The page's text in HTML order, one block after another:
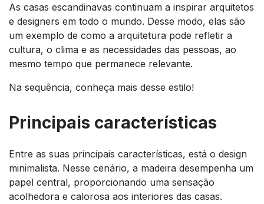
As casas escandinavas continuam a inspirar arquitetos
e designers em todo o mundo. Desse modo, elas são
um exemplo de como a arquitetura pode refletir a
cultura, o clima e as necessidades das pessoas, ao
mesmo tempo que permanece relevante.
Na sequência, conheça mais desse estilo!
Principais características
Entre as suas principais características, está o design
minimalista. Nesse cenário, a madeira desempenha um
papel central, proporcionando uma sensação
acolhedora e calorosa aos interiores das casas.